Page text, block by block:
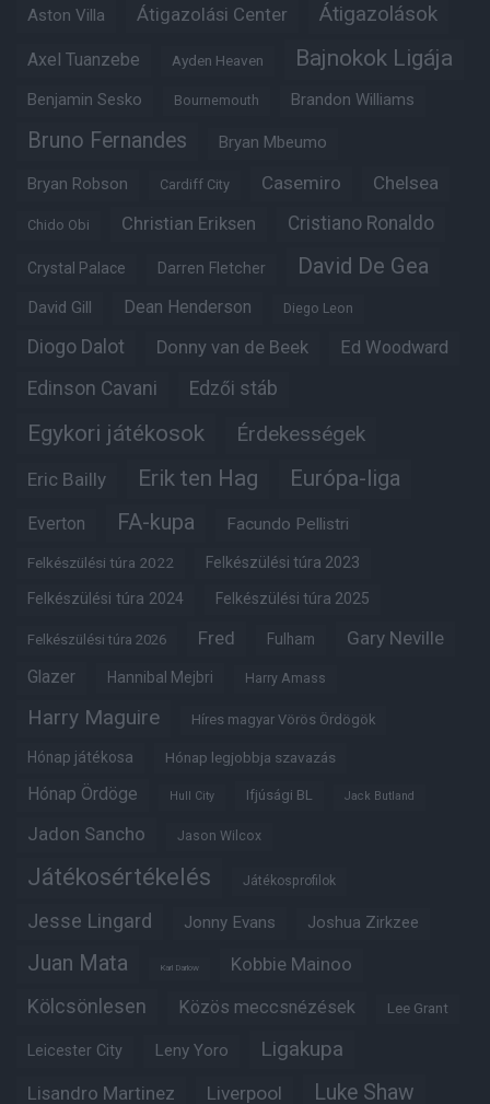
Aston Villa Átigazolási Center Átigazolások
Axel Tuanzebe Ayden Heaven Bajnokok Ligája
Benjamin Sesko Bournemouth Brandon Williams
Bruno Fernandes Bryan Mbeumo
Bryan Robson Cardiff City Casemiro Chelsea
Chido Obi Christian Eriksen Cristiano Ronaldo
Crystal Palace Darren Fletcher David De Gea
David Gill Dean Henderson Diego Leon
Diogo Dalot Donny van de Beek Ed Woodward
Edinson Cavani Edzői stáb
Egykori játékosok Érdekességek
Eric Bailly Erik ten Hag Európa-liga
Everton FA-kupa Facundo Pellistri
Felkészülési túra 2022 Felkészülési túra 2023
Felkészülési túra 2024 Felkészülési túra 2025
Felkészülési túra 2026 Fred Fulham Gary Neville
Glazer Hannibal Mejbri Harry Amass
Harry Maguire Híres magyar Vörös Ördögök
Hónap játékosa Hónap legjobbja szavazás
Hónap Ördöge Hull City Ifjúsági BL Jack Butland
Jadon Sancho Jason Wilcox
Játékosértékelés Játékosprofilok
Jesse Lingard Jonny Evans Joshua Zirkzee
Juan Mata Karl Darlow Kobbie Mainoo
Kölcsönlesen Közös meccsnézések Lee Grant
Leicester City Leny Yoro Ligakupa
Lisandro Martinez Liverpool Luke Shaw